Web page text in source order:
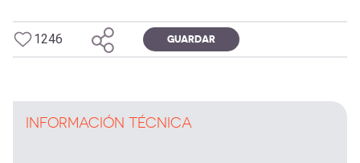
1246 GUARDAR
INFORMACIÓN TÉCNICA